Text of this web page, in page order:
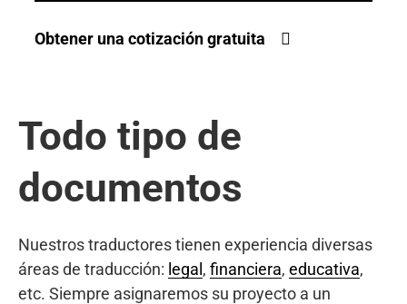
Obtener una cotización gratuita
Todo tipo de
documentos
Nuestros traductores tienen experiencia diversas
áreas de traducción: legal , financiera, educativa,
etc. Siempre asignaremos su proyecto a un